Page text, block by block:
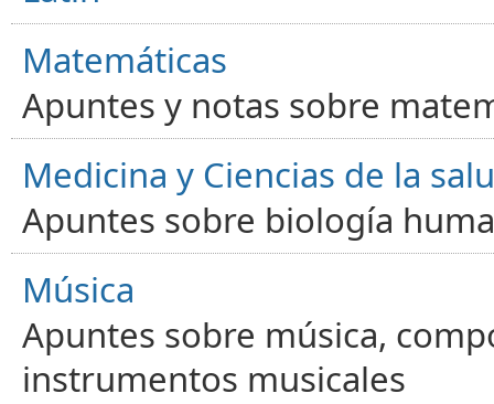
Matemáticas
Apuntes y notas sobre
Medicina y Ciencias de la
Apuntes sobre biología
Música
Apuntes sobre música,
instrumentos musicales